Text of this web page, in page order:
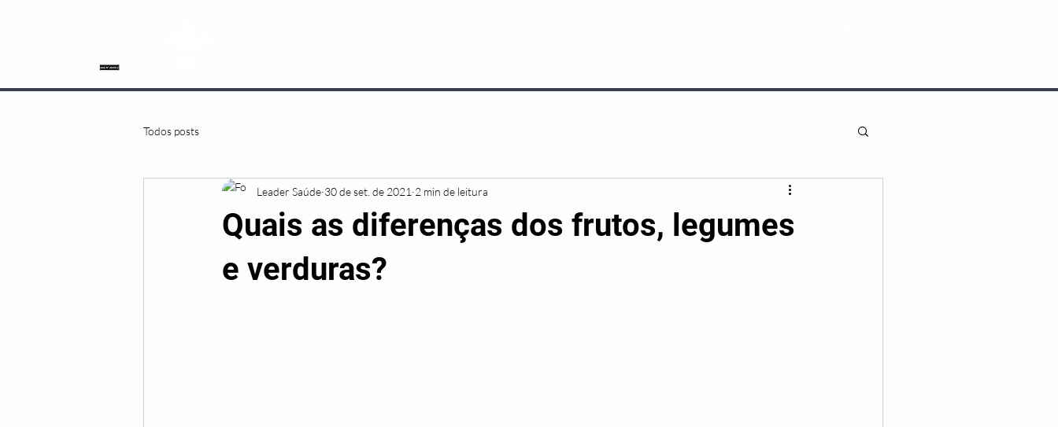
Todos posts
Quais as diferenças dos frutos, legumes
e verduras?
Leader Saúde 30 de set. de 2021 2 min de leitura